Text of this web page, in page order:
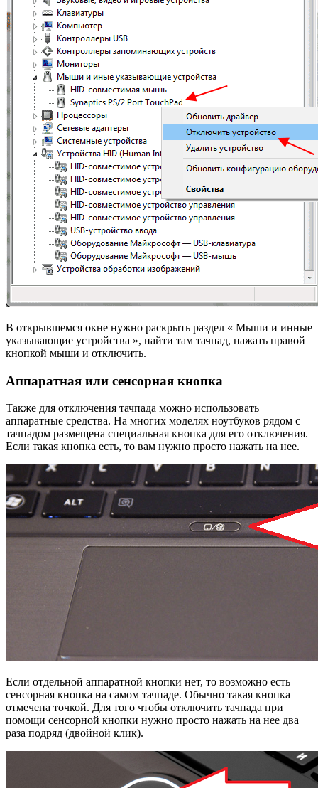
В открывшемся окне нужно раскрыть раздел « Мыши и инные
указывающие устройства », найти там тачпад, нажать правой
кнопкой мыши и отключить.
Аппаратная или сенсорная кнопка
Также для отключения тачпада можно использовать
аппаратные средства. На многих моделях ноутбуков рядом с
тачпадом размещена специальная кнопка для его отключения.
Если такая кнопка есть, то вам нужно просто нажать на нее.
Если отдельной аппаратной кнопки нет, то возможно есть
сенсорная кнопка на самом тачпаде. Обычно такая кнопка
отмечена точкой. Для того чтобы отключить тачпада при
помощи сенсорной кнопки нужно просто нажать на нее два
раза подряд (двойной клик).